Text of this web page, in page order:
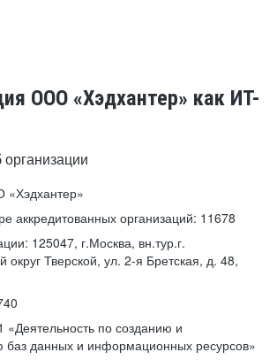
ООО «Хэдхантер» как ИТ-
аккредитованных организаций: 11678
125047, г.Москва, вн.тур.г.
округ Тверской, ул. 2-я Бретская, д. 48,
«Деятельность по созданию и
баз данных и информационных ресурсов»